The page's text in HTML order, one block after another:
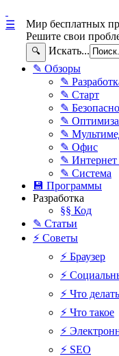
Мир бесплатных
Решите свои
🔍 Искать...
☰
✎ Обзоры
✎
✎ Старт
✎
✎
✎
✎ Офис
✎ Интернет
✎ Система
💾 Программы
Разработка
§§ Код
✎ Статьи
⚡ Советы
⚡ Браузер
⚡
⚡ Что
⚡ Что такое
⚡
⚡ SEO